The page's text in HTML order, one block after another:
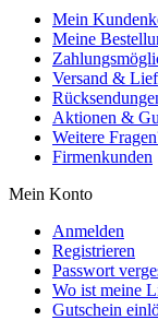
Mein
Meine
Versand &
Aktionen &
Weitere
Firmenkunden
Mein Konto
Anmelden
Registrieren
Passwort
Wo ist meine
Gutschein